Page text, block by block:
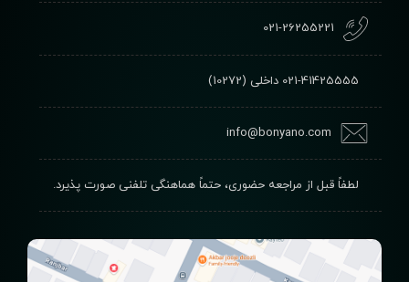
021-26255221
021-41425555 داخلی (10272)
info@bonyano.com
لطفاً قبل از مراجعه حضوری، حتماً هماهنگی تلفنی صورت پذیرد.